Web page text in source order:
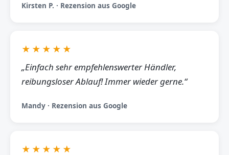
Kirsten P. · Rezension aus Google
★★★★★
„Einfach sehr empfehlenswerter Händler,
reibungsloser Ablauf! Immer wieder gerne.“
Mandy · Rezension aus Google
★★★★★